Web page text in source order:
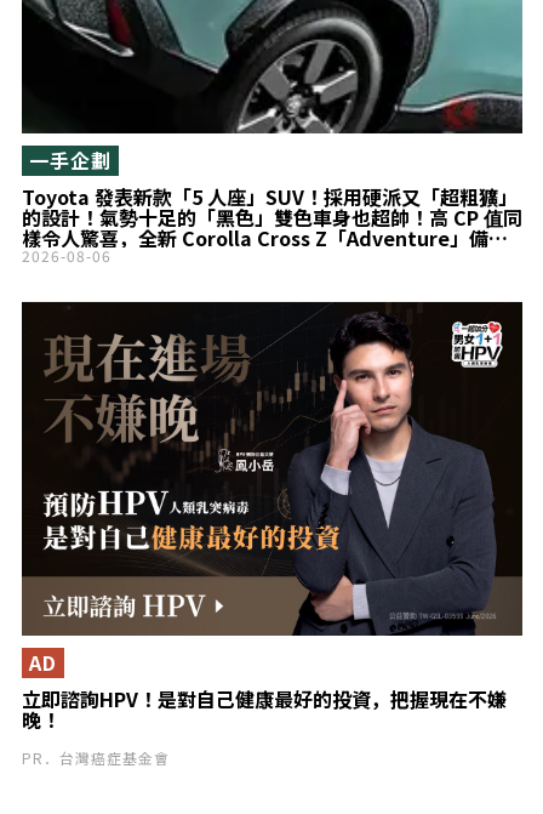
Toyota 發表新款「5 人座」SUV！採用硬派又「超粗獷」
的設計！氣勢十足的「黑色」雙色車身也超帥！高 CP 值同
樣令人驚喜，全新 Corolla Cross Z「Adventure」備受
矚目！
一手企劃
2026-08-06
立即諮詢HPV！是對自己健康最好的投資，把握現在不嫌
晚！
AD
PR．台灣癌症基金會